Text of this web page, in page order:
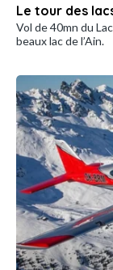
Le tour des
Vol de 40mn du
beaux lac de l’Ain.